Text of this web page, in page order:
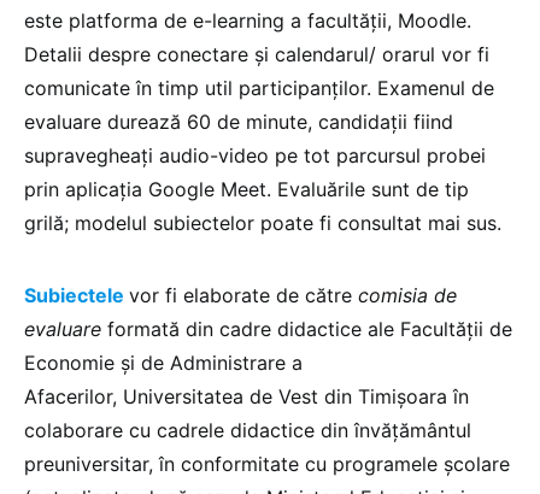
este platforma de e-learning a facultății, Moodle.
Detalii despre conectare și calendarul/ orarul vor fi
comunicate în timp util participanților. Examenul de
evaluare durează 60 de minute, candidații fiind
supravegheați audio-video pe tot parcursul probei
prin aplicația Google Meet. Evaluările sunt de tip
grilă; modelul subiectelor poate fi consultat mai sus.
Subiectele vor fi elaborate de către comisia de
evaluare formată din cadre didactice ale Facultății de
Economie și de Administrare a
Afacerilor, Universitatea de Vest din Timișoara în
colaborare cu cadrele didactice din învățământul
preuniversitar, în conformitate cu programele școlare